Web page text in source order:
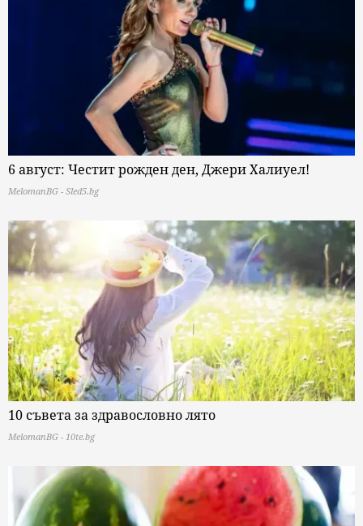
6 август: Честит рожден ден, Джери Халиуел!
MelomanBG - Sled5.bg
10 съвета за здравословно лято
MelomanBG - 10te.bg